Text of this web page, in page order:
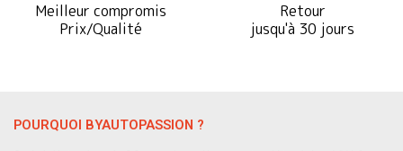
Meilleur compromis
Prix/Qualité
Retour
jusqu'à 30 jours
POURQUOI BYAUTOPASSION ?